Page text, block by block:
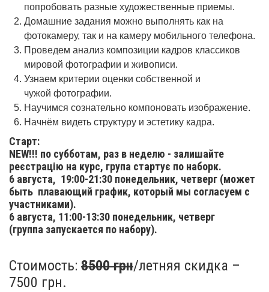
попробовать разные художественные приемы.
Домашние задания можно выполнять как на
фотокамеру, так и на камеру мобильного телефона.
Проведем анализ композиции кадров классиков
мировой фотографии и живописи.
Узнаем критерии оценки собственной и
чужой фотографии.
Научимся сознательно компоновать изображение.
Начнём видеть структуру и эстетику кадра.
Старт:
NEW!!! по субботам, раз в неделю - залишайте
реєстрацію на курс, група стартує по наборк.
6 августа, 19:00-21:30 понедельник, четверг (может
быть плавающий график, который мы согласуем с
участниками).
6 августа, 11:00-13:30 понедельник, четверг
(группа запускается по набору).
Стоимость: 8500 грн/летняя скидка –
7500 грн.